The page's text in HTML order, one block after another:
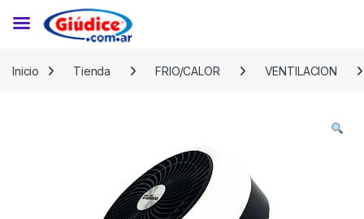
Inicio
Tienda FRIO/CALOR VENTILACION